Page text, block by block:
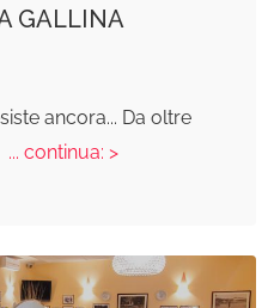
GALLINA
ancora... Da oltre
... continua: >